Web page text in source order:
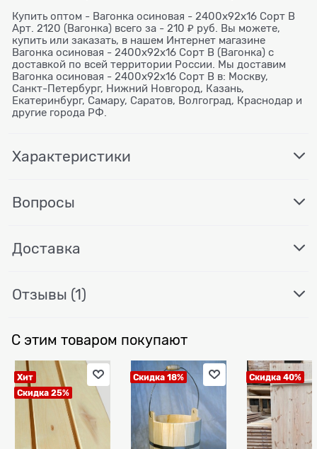
Купить оптом - Вагонка осиновая - 2400x92x16 Сорт В
Арт. 2120 (Вагонка) всего за - 210 ₽ руб. Вы можете,
купить или заказать, в нашем Интернет магазине
Вагонка осиновая - 2400x92x16 Сорт В (Вагонка) с
доставкой по всей территории России. Мы доставим
Вагонка осиновая - 2400x92x16 Сорт В в: Москву,
Санкт-Петербург, Нижний Новгород, Казань,
Екатеринбург, Самару, Саратов, Волгоград, Краснодар и
другие города РФ.
Характеристики
Вопросы
Доставка
Отзывы (1)
С этим товаром покупают
Хит
Скидка 25%
Скидка 18% Скидка 40%